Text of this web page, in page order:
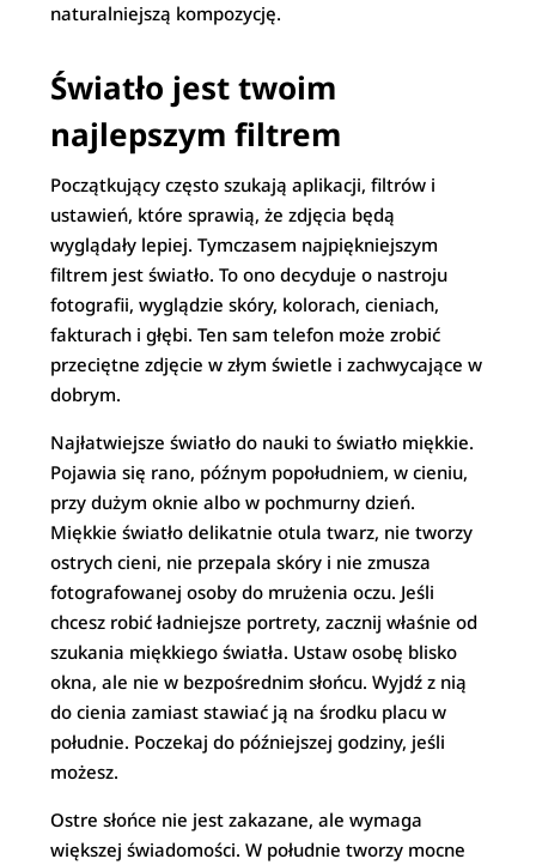
naturalniejszą kompozycję.
Światło jest twoim
najlepszym filtrem
Początkujący często szukają aplikacji, filtrów i
ustawień, które sprawią, że zdjęcia będą
wyglądały lepiej. Tymczasem najpiękniejszym
filtrem jest światło. To ono decyduje o nastroju
fotografii, wyglądzie skóry, kolorach, cieniach,
fakturach i głębi. Ten sam telefon może zrobić
przeciętne zdjęcie w złym świetle i zachwycające w
dobrym.
Najłatwiejsze światło do nauki to światło miękkie.
Pojawia się rano, późnym popołudniem, w cieniu,
przy dużym oknie albo w pochmurny dzień.
Miękkie światło delikatnie otula twarz, nie tworzy
ostrych cieni, nie przepala skóry i nie zmusza
fotografowanej osoby do mrużenia oczu. Jeśli
chcesz robić ładniejsze portrety, zacznij właśnie od
szukania miękkiego światła. Ustaw osobę blisko
okna, ale nie w bezpośrednim słońcu. Wyjdź z nią
do cienia zamiast stawiać ją na środku placu w
południe. Poczekaj do późniejszej godziny, jeśli
możesz.
Ostre słońce nie jest zakazane, ale wymaga
większej świadomości. W południe tworzy mocne